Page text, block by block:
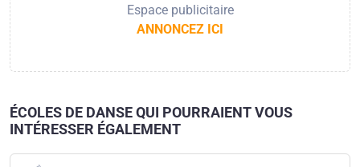
Espace publicitaire
ANNONCEZ ICI
ÉCOLES DE DANSE QUI POURRAIENT VOUS
INTÉRESSER ÉGALEMENT